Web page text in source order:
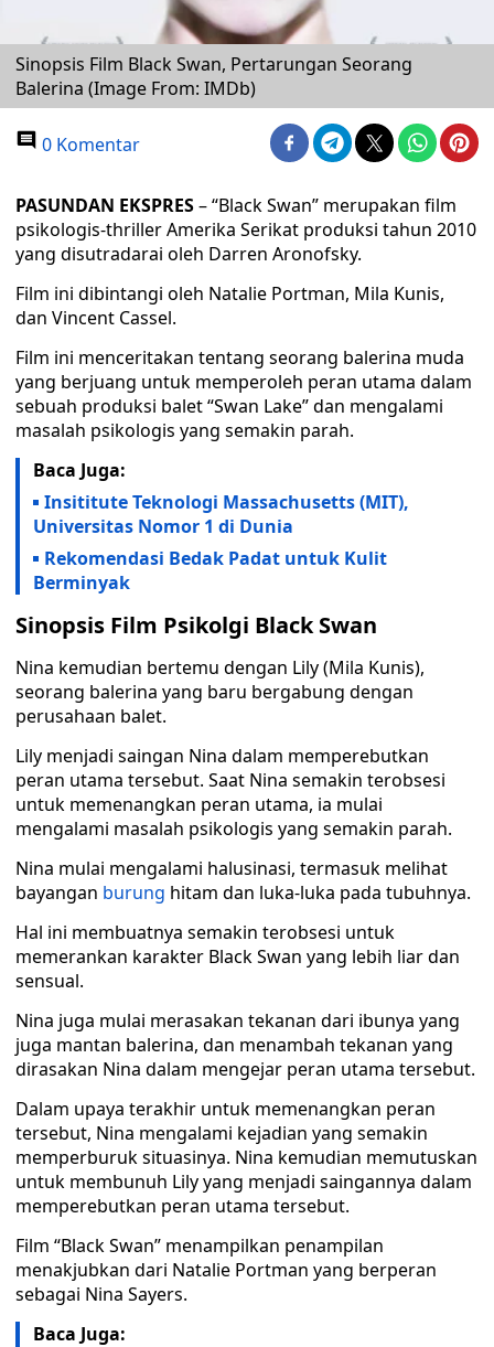
Sinopsis Film Black Swan, Pertarungan Seorang
Balerina (Image From: IMDb)
0 Komentar
PASUNDAN EKSPRES– “Black Swan” merupakan film
psikologis-thriller Amerika Serikat produksi tahun 2010
yang disutradarai oleh Darren Aronofsky.
Film ini dibintangi oleh Natalie Portman, Mila Kunis,
dan Vincent Cassel.
Film ini menceritakan tentang seorang balerina muda
yang berjuang untuk memperoleh peran utama dalam
sebuah produksi balet “Swan Lake” dan mengalami
masalah psikologis yang semakin parah.
Baca Juga:
Insititute Teknologi Massachusetts (MIT),
Universitas Nomor 1 di Dunia
Rekomendasi Bedak Padat untuk Kulit
Berminyak
Sinopsis Film Psikolgi Black Swan
Nina kemudian bertemu dengan Lily (Mila Kunis),
seorang balerina yang baru bergabung dengan
perusahaan balet.
Lily menjadi saingan Nina dalam memperebutkan
peran utama tersebut. Saat Nina semakin terobsesi
untuk memenangkan peran utama, ia mulai
mengalami masalah psikologis yang semakin parah.
Nina mulai mengalami halusinasi, termasuk melihat
bayangan burung hitam dan luka-luka pada tubuhnya.
Hal ini membuatnya semakin terobsesi untuk
memerankan karakter Black Swan yang lebih liar dan
sensual.
Nina juga mulai merasakan tekanan dari ibunya yang
juga mantan balerina, dan menambah tekanan yang
dirasakan Nina dalam mengejar peran utama tersebut.
Dalam upaya terakhir untuk memenangkan peran
tersebut, Nina mengalami kejadian yang semakin
memperburuk situasinya. Nina kemudian memutuskan
untuk membunuh Lily yang menjadi saingannya dalam
memperebutkan peran utama tersebut.
Film “Black Swan” menampilkan penampilan
menakjubkan dari Natalie Portman yang berperan
sebagai Nina Sayers.
Baca Juga: